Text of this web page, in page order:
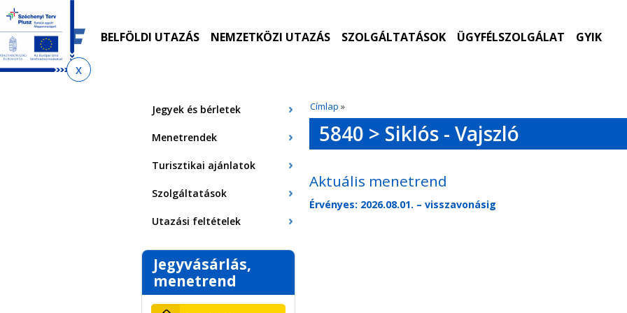
Ugrás
menetrendkeresőhöz
Ugrás
az
almenühöz
Ugrás
tartalomra
Ugrás
az
oldaltérképre
BELFÖLDI UTAZÁS NEMZETKÖZI UTAZÁS SZOLGÁLTATÁSOK ÜGYFÉLSZOLGÁLAT GYIK
Címlap »
Jegyek és bérletek
Menetrendek
Turisztikai ajánlatok
Szolgáltatások
Utazási feltételek
Jegyvásárlás,
menetrend
5840 > Siklós - Vajszló
Aktuális menetrend
Érvényes: 2026.08.01. – visszavonásig